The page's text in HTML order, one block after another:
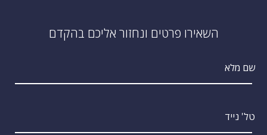
השאירו פרטים ונחזור אליכם בהקדם
שם מלא
טל' נייד